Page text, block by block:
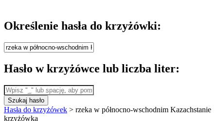
Określenie hasła do krzyżówki:
Hasło w krzyżówce lub liczba liter:
Szukaj hasło
Hasła do krzyżówek > rzeka w północno-wschodnim Kazachstanie
krzyżówka